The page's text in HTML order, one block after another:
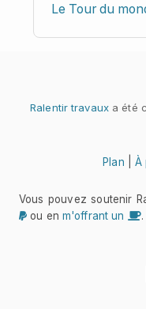
Le Tour du
Ralentir travauxa été
Plan |À
Vous pouvez soutenir
ou en m'offrant un .